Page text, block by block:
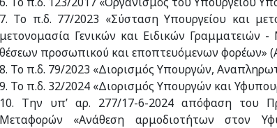
7. Το π.δ. 77/2023 «Σύσταση Υπουργείου και
μετονομασία Γενικών και Ειδικών
θέσεων προσωπικού και εποπτευόμενων φορέων»
8. Το π.δ. 79/2023 «Διορισμός Υπουργών,
9. Το π.δ. 32/2024 «Διορισμός Υπουργών και
10. Την υπ’ αρ. 277/17-6-2024 απόφαση του
Μεταφορών «Ανάθεση αρμοδιοτήτων στον